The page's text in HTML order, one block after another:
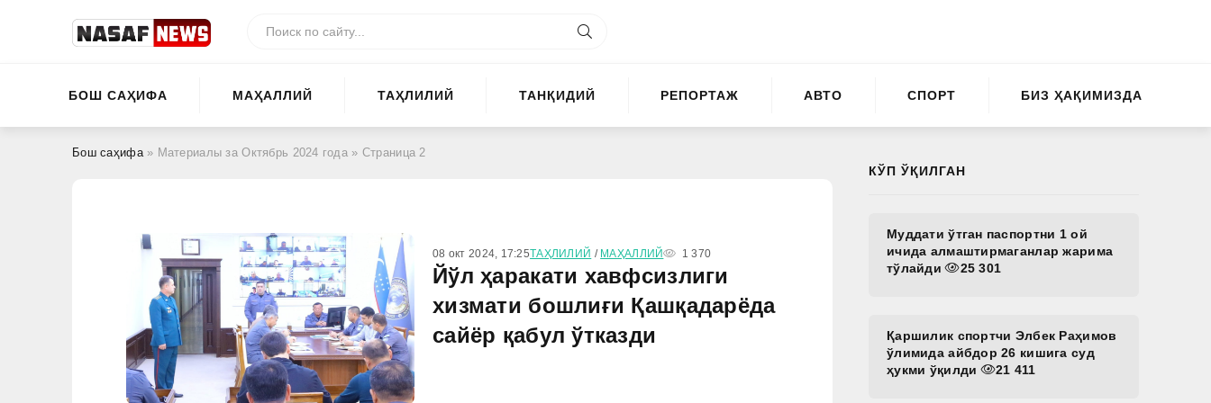
БОШ САҲИФА МАҲАЛЛИЙ ТАҲЛИЛИЙ ТАНҚИДИЙ РЕПОРТАЖ АВТО СПОРТ БИЗ ҲАҚИМИЗДА
Бош саҳифа» Материалы за Октябрь 2024 года » Страница 2
08 окт 2024, 17:25ТАҲЛИЛИЙ / МАҲАЛЛИЙ 1 370
Йўл ҳаракати хавфсизлиги
хизмати бошлиғи Қашқадарёда
сайёр қабул ўтказди
КЎП ЎҚИЛГАН
Муддати ўтган паспортни 1 ой
ичида алмаштирмаганлар жарима
тўлайди
25 301
Қаршилик спортчи Элбек Раҳимов
ўлимида айбдор 26 кишига суд
ҳукми ўқилди
21 411